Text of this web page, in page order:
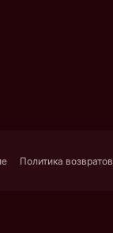
Политика возвратов